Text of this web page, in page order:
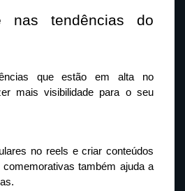
nas tendências do
que estão em alta no
mais visibilidade para o seu
no reels e criar conteúdos
comemorativas também ajuda a